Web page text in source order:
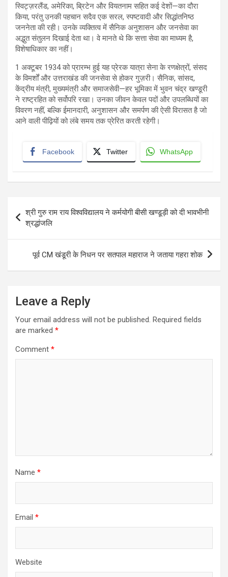
स्विट्ज़रलैंड, अमेरिका, ब्रिटेन और वियतनाम सहित कई देशों—का दौरा
किया, परंतु उनकी पहचान सदैव एक सरल, स्पष्टवादी और सिद्धांतनिष्ठ
जननेता की रही। उनके व्यक्तित्व में सैनिक अनुशासन और जनसेवा का
अद्भुत संतुलन दिखाई देता था। वे मानते थे कि सत्ता सेवा का माध्यम है,
विशेषाधिकार का नहीं।
1 अक्टूबर 1934 को प्रारम्भ हुई यह प्रेरक यात्रा सेना के रणक्षेत्रों, संसद
के विमर्शों और उत्तराखंड की जनसेवा से होकर गुज़री। सैनिक, सांसद,
केंद्रीय मंत्री, मुख्यमंत्री और समाजसेवी—हर भूमिका में भुवन चंद्र खण्डूरी
ने राष्ट्रहित को सर्वोपरि रखा। उनका जीवन केवल पदों और उपलब्धियों का
विवरण नहीं, बल्कि ईमानदारी, अनुशासन और समर्पण की ऐसी विरासत है जो
आने वाली पीढ़ियों को लंबे समय तक प्रेरित करती रहेगी।
Facebook Twitter WhatsApp
navigation
श्री गुरु राम राय विश्वविद्यालय ने कर्मयोगी बीसी खण्डूड़ी को दी भावभीनी
श्रद्धांजलि
पूर्व CM खंडूरी के निधन पर सतपाल महाराज ने जताया गहरा शोक
Leave a Reply
Your email address will not be published. Required fields
are marked *
Comment *
Name *
Email *
Website